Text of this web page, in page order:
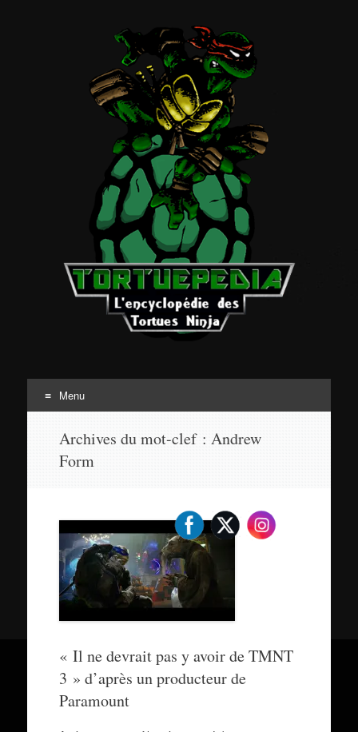
Tortuepédia
Menu
contenu
Archives du mot-clef : Andrew
Form
« Il ne devrait pas y avoir de TMNT
3 » d’après un producteur de
Paramount